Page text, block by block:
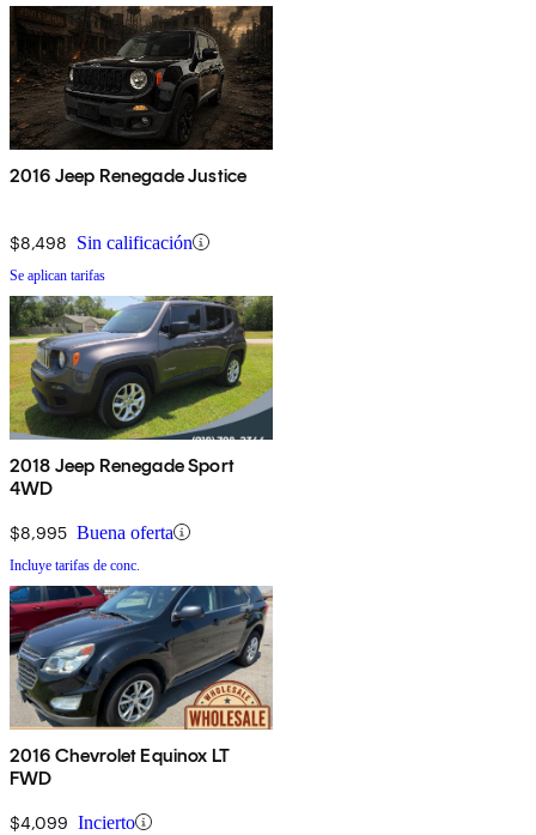
2016 Jeep Renegade Justice
$8,498 Sin calificación
Se aplican tarifas
2018 Jeep Renegade Sport
4WD
$8,995 Buena oferta
Incluye tarifas de conc.
2016 Chevrolet Equinox LT
FWD
$4,099 Incierto